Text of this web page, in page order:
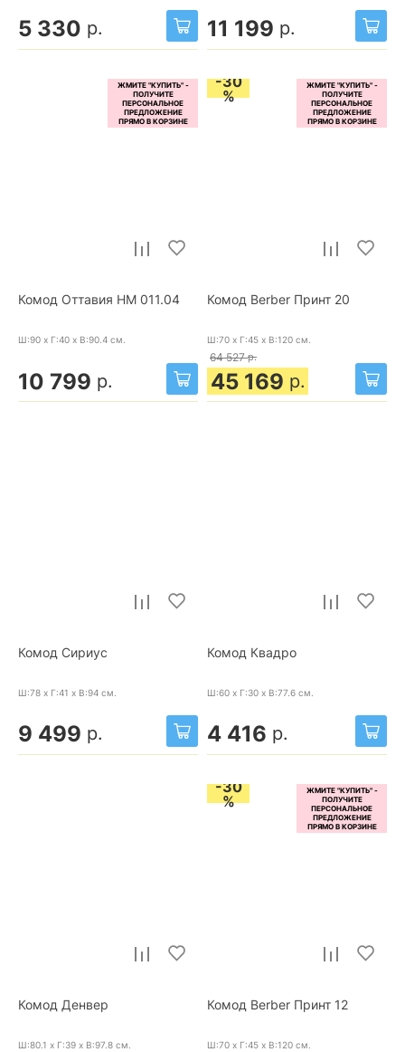
5 330 р. 11 199 р.
Комод Оттавия НМ 011.04
Ш:90 x Г:40 x В:90.4 см.
10 799 р.
-30
%
Комод Berber Принт 20
Ш:70 x Г:45 x В:120 см.
64 527 р.
45 169 р.
Комод Сириус
Ш:78 x Г:41 x В:94 см.
9 499 р.
Комод Квадро
Ш:60 x Г:30 x В:77.6 см.
4 416 р.
Комод Денвер
Ш:80.1 x Г:39 x В:97.8 см.
-30
%
Комод Berber Принт 12
Ш:70 x Г:45 x В:120 см.